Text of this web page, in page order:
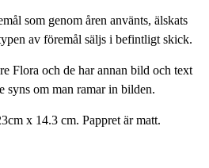
som genom åren använts, älskats
av föremål säljs i befintligt skick.
Flora och de har annan bild och text
syns om man ramar in bilden.
x 14.3 cm. Pappret är matt.